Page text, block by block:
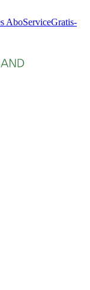
AboServiceGratis-